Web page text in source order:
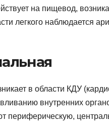
на пищевод,
легкого наблюдается
в области КДУ
внутренних
периферическую,